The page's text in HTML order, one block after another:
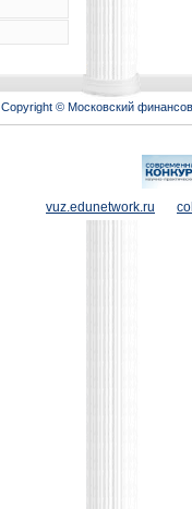
Copyright © Московский
vuz.edunetwork.ru